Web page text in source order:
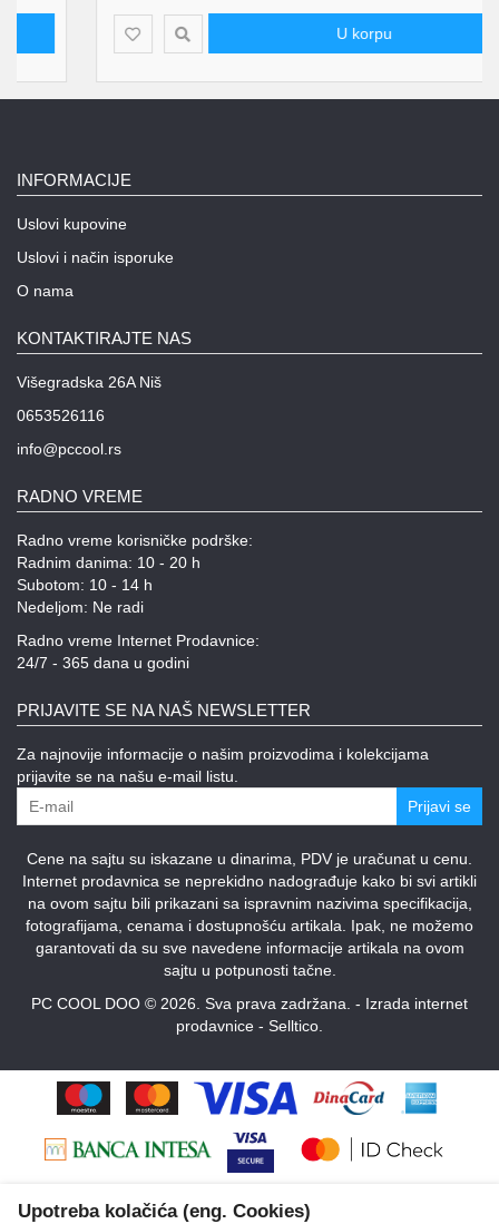
INFORMACIJE
Uslovi kupovine
Uslovi i način isporuke
O nama
KONTAKTIRAJTE NAS
Višegradska 26A Niš
0653526116
info@pccool.rs
RADNO VREME
Radno vreme korisničke podrške:
Radnim danima: 10 - 20 h
Subotom: 10 - 14 h
Nedeljom: Ne radi
Radno vreme Internet Prodavnice:
24/7 - 365 dana u godini
PRIJAVITE SE NA NAŠ NEWSLETTER
Za najnovije informacije o našim proizvodima i kolekcijama
prijavite se na našu e-mail listu.
Prijavi se
Cene na sajtu su iskazane u dinarima, PDV je uračunat u cenu.
Internet prodavnica se neprekidno nadograđuje kako bi svi artikli
na ovom sajtu bili prikazani sa ispravnim nazivima specifikacija,
fotografijama, cenama i dostupnošću artikala. Ipak, ne možemo
garantovati da su sve navedene informacije artikala na ovom
sajtu u potpunosti tačne.
PC COOL DOO © 2026. Sva prava zadržana. - Izrada internet
prodavnice - Selltico.
Upotreba kolačića (eng. Cookies)